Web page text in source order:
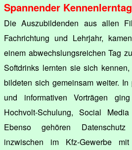
Spannender Kennenlerntag
Die Auszubildenden aus allen
Fachrichtung und Lehrjahr,
einem abwechslungsreichen Tag
Softdrinks lernten sie sich
bildeten sich gemeinsam weiter.
und informativen Vorträgen
Hochvolt-Schulung, Social
Ebenso gehören
inzwischen im Kfz-Gewerbe